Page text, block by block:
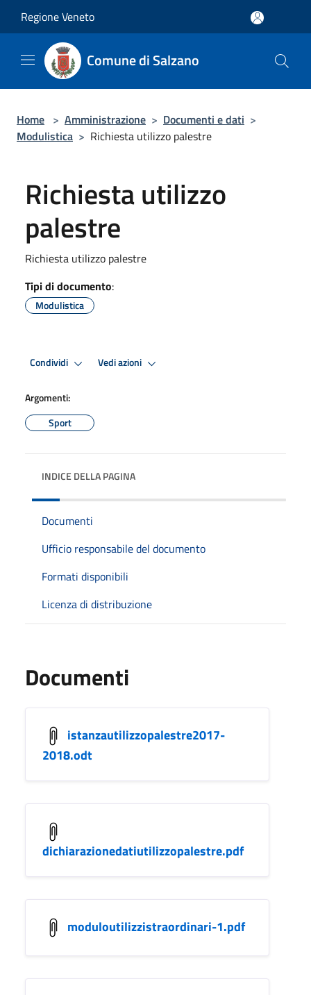
Regione Veneto
Comune di Salzano
Home > Amministrazione > Documenti e dati >
Modulistica > Richiesta utilizzo palestre
Richiesta utilizzo
palestre
Richiesta utilizzo palestre
Tipi di documento:
Modulistica
Condividi Vedi azioni
Argomenti:
Sport
INDICE DELLA PAGINA
Documenti
Ufficio responsabile del documento
Formati disponibili
Licenza di distribuzione
Documenti
istanzautilizzopalestre2017-
2018.odt
dichiarazionedatiutilizzopalestre.pdf
moduloutilizzistraordinari-1.pdf